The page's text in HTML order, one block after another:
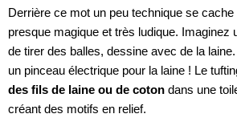
Derrière ce mot un peu technique se
presque magique et très ludique. Imaginez
de tirer des balles, dessine avec de la
un pinceau électrique pour la laine ! Le
des fils de laine ou de coton dans une
créant des motifs en relief.